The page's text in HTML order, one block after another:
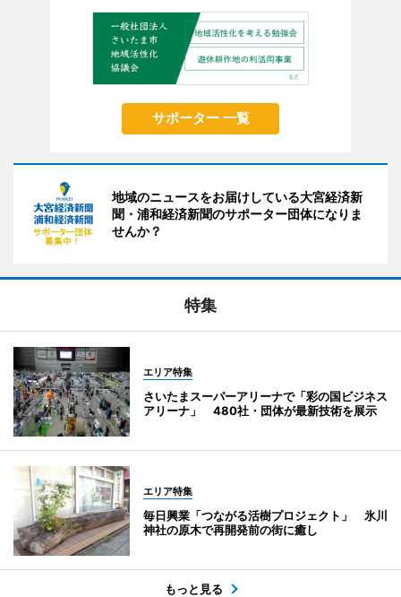
サポーター 一覧
地域のニュースをお届けしている大宮経済新
聞・浦和経済新聞のサポーター団体になりま
せんか？
特集
エリア特集
さいたまスーパーアリーナで「彩の国ビジネス
アリーナ」 480社・団体が最新技術を展示
エリア特集
毎日興業「つながる活樹プロジェクト」 氷川
神社の原木で再開発前の街に癒し
もっと見る